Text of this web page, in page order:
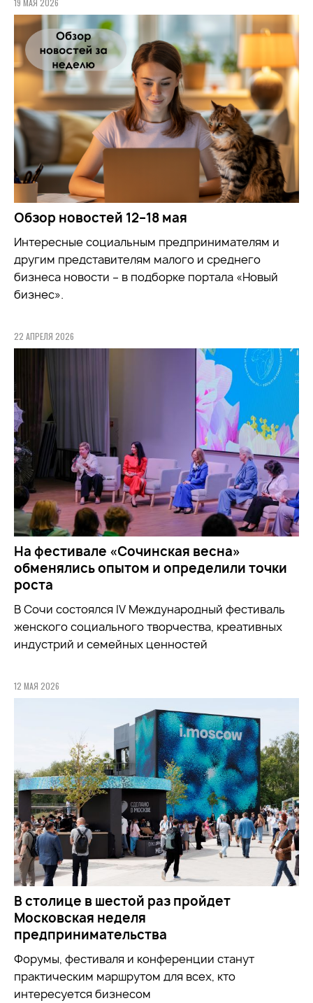
Обзор новостей 12–18 мая
Интересные социальным предпринимателям и
другим представителям малого и среднего
бизнеса новости – в подборке портала «Новый
бизнес».
22 АПРЕЛЯ 2026
На фестивале «Сочинская весна»
обменялись опытом и определили точки
роста
В Сочи состоялся IV Международный фестиваль
женского социального творчества, креативных
индустрий и семейных ценностей
12 МАЯ 2026
В столице в шестой раз пройдет
Московская неделя
предпринимательства
Форумы, фестиваля и конференции станут
практическим маршрутом для всех, кто
интересуется бизнесом